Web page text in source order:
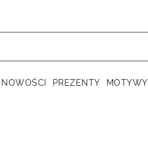
NOWOŚCI PREZENTY MOTYWY